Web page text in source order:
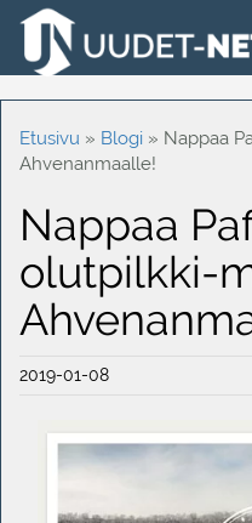
Etusivu » Blogi » Nappaa
Ahvenanmaalle!
Nappaa
olutpilkki-
2019-01-08